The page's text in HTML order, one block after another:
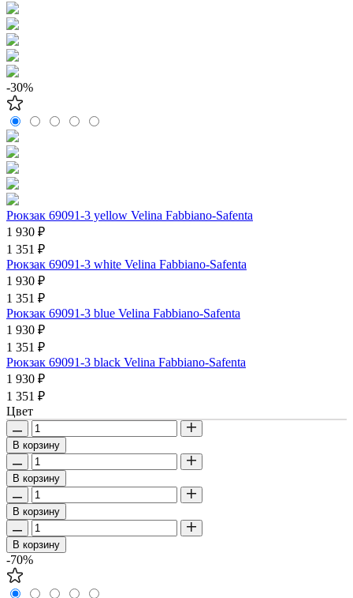
-30%
Рюкзак 69091-3 yellow Velina Fabbiano-Safenta
1 930 ₽
1 351 ₽
Рюкзак 69091-3 white Velina Fabbiano-Safenta
1 930 ₽
1 351 ₽
Рюкзак 69091-3 blue Velina Fabbiano-Safenta
1 930 ₽
1 351 ₽
Рюкзак 69091-3 black Velina Fabbiano-Safenta
1 930 ₽
1 351 ₽
Цвет
В корзину
В корзину
В корзину
В корзину
-70%